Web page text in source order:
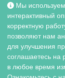
Мы
интерактивный
корректную
позволяют нам
для улучшения
соглашаетесь
в любое время
Latest news and
Subscribe to our